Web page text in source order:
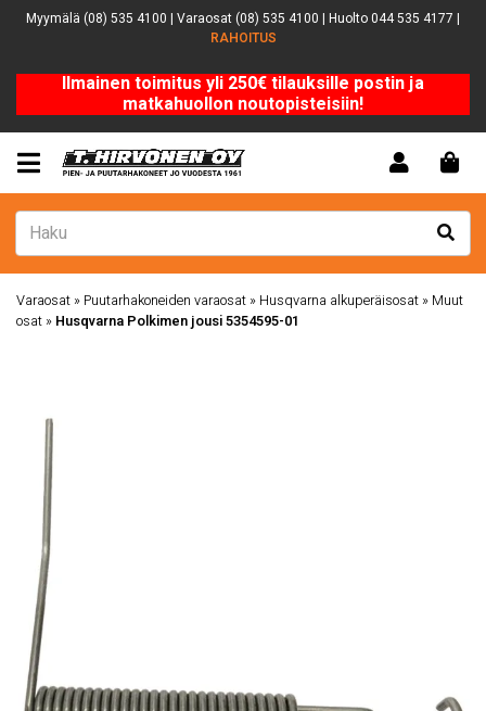
Myymälä (08) 535 4100 | Varaosat (08) 535 4100 | Huolto 044 535 4177 |
RAHOITUS
Ilmainen toimitus yli 250€ tilauksille postin ja
matkahuollon noutopisteisiin!
Varaosat » Puutarhakoneiden varaosat » Husqvarna alkuperäisosat » Muut
osat » Husqvarna Polkimen jousi 5354595-01